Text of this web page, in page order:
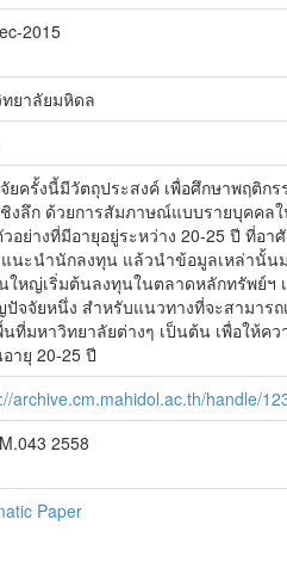
2015
ยาลัยมหิดล
ยครั้งนี้มีวัตถุประสงค์ เพื่อศึกษาพฤติ
งลึก ด้วยการสัมภาษณ์แบบรายบุคคล
อย่างที่มีอายุอยู่ระหว่าง 20-25 ปี ที่อ
นะนำนักลงทุน แล้วนำข้อมูลเหล่านั้นม
ใหญ่เริ่มต้นลงทุนในตลาดหลักทรัพย์ฯ
จจัยหนึ่ง สำหรับแนวทางที่จะสามาร
ที่มหาวิทยาลัยต่างๆ เป็นต้น เพื่อให้
ายุ 20-25 ปี
archive.cm.mahidol.ac.th/handle/
2558
Paper